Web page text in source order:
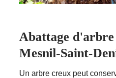
Abattage
Mesnil-Saint-
Un arbre creux peut